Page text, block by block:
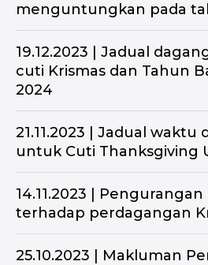
menguntungkan pada
19.12.2023 | Jadual
cuti Krismas dan Tahun
2024
21.11.2023 | Jadual waktu
untuk Cuti Thanksgiving
14.11.2023 |
terhadap perdagangan
25.10.2023 | Makluman